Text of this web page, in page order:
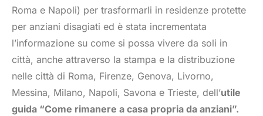
Roma e Napoli) per trasformarli in residenze protette
per anziani disagiati ed è stata incrementata
l’informazione su come si possa vivere da soli in
città, anche attraverso la stampa e la distribuzione
nelle città di Roma, Firenze, Genova, Livorno,
Messina, Milano, Napoli, Savona e Trieste, dell’utile
guida “Come rimanere a casa propria da anziani”.